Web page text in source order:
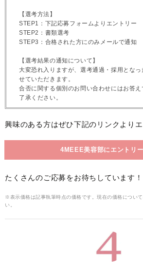
【選考方法】
STEP1：下記応募フォームよりエントリー
STEP2：書類選考
STEP3：合格された方にのみメールで通知
【選考結果の通知について】
大変恐れ入りますが、選考通過・採用とな
せていただきます。
合否に関する個別のお問い合わせにはお答
了承ください。
興味のある方はぜひ下記のリンクよりエ
4MEEE美容部にエントリー
たくさんのご応募をお待ちしています！
※表示価格は記事執筆時点の価格です。現在の価格につい
い。